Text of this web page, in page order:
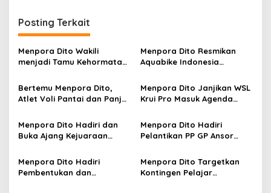
Posting Terkait
Menpora Dito Wakili
menjadi Tamu Kehormatan
UNI Afrika
Menpora Dito Resmikan
Aquabike Indonesia
Piala Menpora
Bertemu Menpora Dito,
Atlet Voli Pantai dan Panjat
Olimpiade 2024 Paris
Menpora Dito Janjikan WSL
Krui Pro Masuk Agenda
Menpora Dito Hadiri dan
Buka Ajang Kejuaraan
Lampung
Menpora Dito Hadiri
Pelantikan PP GP Ansor
Menpora Dito Hadiri
Pembentukan dan
Menpora Dito Targetkan
Kontingen Pelajar